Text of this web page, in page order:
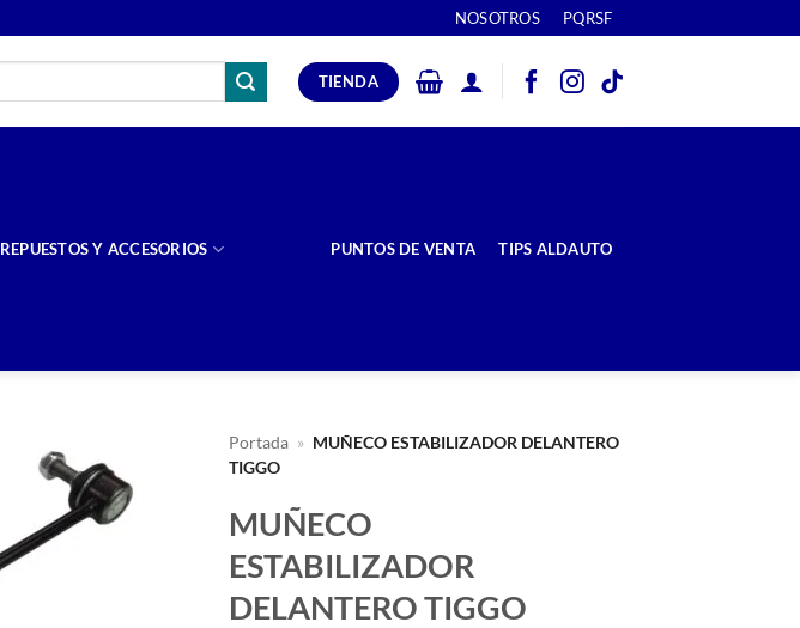
NOSOTROS PQRSF
TIENDA
REPUESTOS Y ACCESORIOS PUNTOS DE VENTA TIPS ALDAUTO
Portada » MUÑECO ESTABILIZADOR DELANTERO
TIGGO
MUÑECO
ESTABILIZADOR
DELANTERO TIGGO